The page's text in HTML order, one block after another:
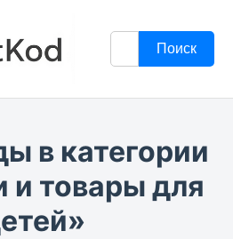
Поиск
в категории
и товары для